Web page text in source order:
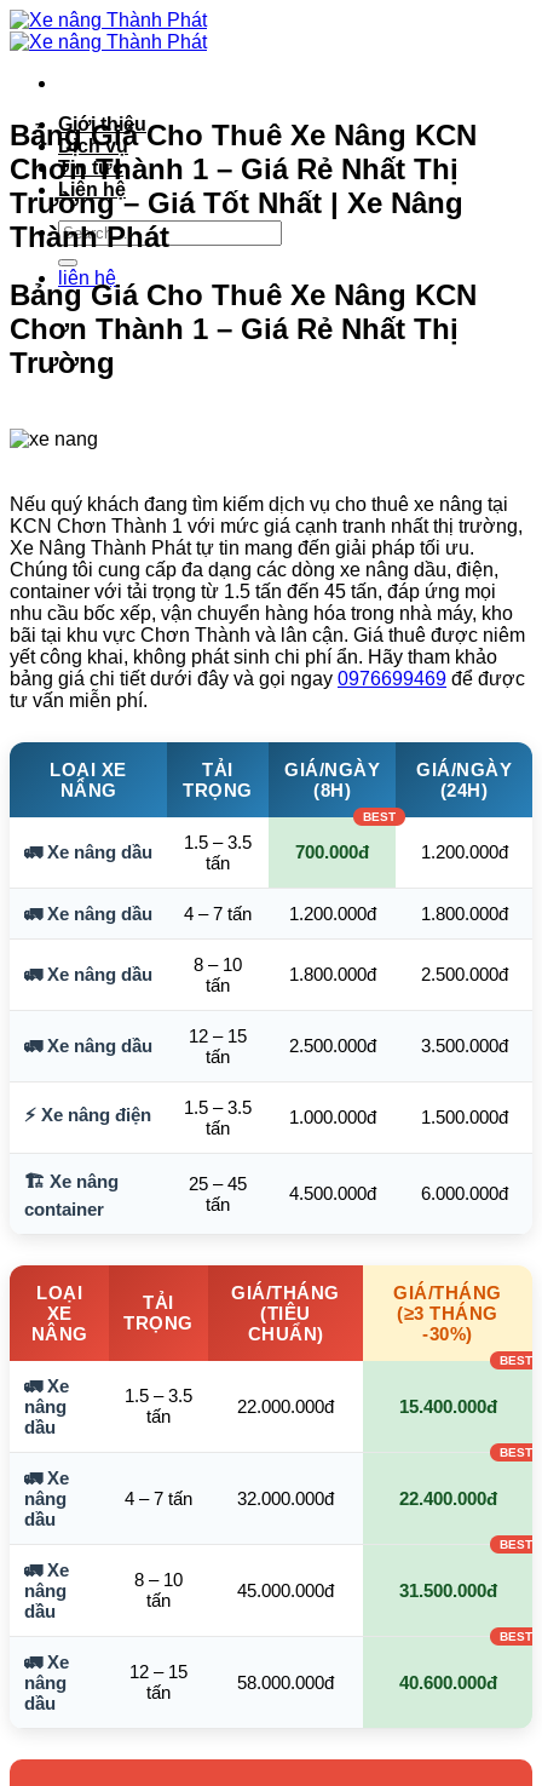
Bỏ
qua
dung
Giới thiệu
Dịch vụ
Tin tức
Liên hệ
liên hệ
Bảng Giá Cho Thuê Xe Nâng KCN
Chơn Thành 1 – Giá Rẻ Nhất Thị
Trường – Giá Tốt Nhất | Xe Nâng
Thành Phát
Bảng Giá Cho Thuê Xe Nâng KCN
Chơn Thành 1 – Giá Rẻ Nhất Thị
Trường
Nếu quý khách đang tìm kiếm dịch vụ cho thuê xe nâng tại
KCN Chơn Thành 1 với mức giá cạnh tranh nhất thị trường,
Xe Nâng Thành Phát tự tin mang đến giải pháp tối ưu.
Chúng tôi cung cấp đa dạng các dòng xe nâng dầu, điện,
container với tải trọng từ 1.5 tấn đến 45 tấn, đáp ứng mọi
nhu cầu bốc xếp, vận chuyển hàng hóa trong nhà máy, kho
bãi tại khu vực Chơn Thành và lân cận. Giá thuê được niêm
yết công khai, không phát sinh chi phí ẩn. Hãy tham khảo
bảng giá chi tiết dưới đây và gọi ngay 0976699469 để được
tư vấn miễn phí.
LOẠI XE
NÂNG
TẢI
TRỌNG
GIÁ/NGÀY
(8H)
GIÁ/NGÀY
(24H)
🚛 Xe nâng dầu
1.5 – 3.5
tấn
700.000đ 1.200.000đ
🚛 Xe nâng dầu 4 – 7 tấn 1.200.000đ 1.800.000đ
🚛 Xe nâng dầu
8 – 10
tấn
1.800.000đ 2.500.000đ
🚛 Xe nâng dầu
12 – 15
tấn
2.500.000đ 3.500.000đ
⚡ Xe nâng điện
1.5 – 3.5
tấn
1.000.000đ 1.500.000đ
🏗️ Xe nâng
container
25 – 45
tấn
4.500.000đ 6.000.000đ
LOẠI
XE
NÂNG
TẢI
TRỌNG
GIÁ/THÁNG
(TIÊU
CHUẨN)
GIÁ/THÁNG
(≥3 THÁNG
-30%)
🚛 Xe
nâng
dầu
1.5 – 3.5
tấn
22.000.000đ 15.400.000đ
🚛 Xe
nâng
dầu
4 – 7 tấn 32.000.000đ 22.400.000đ
🚛 Xe
nâng
dầu
8 – 10
tấn
45.000.000đ 31.500.000đ
🚛 Xe
nâng
dầu
12 – 15
tấn
58.000.000đ 40.600.000đ